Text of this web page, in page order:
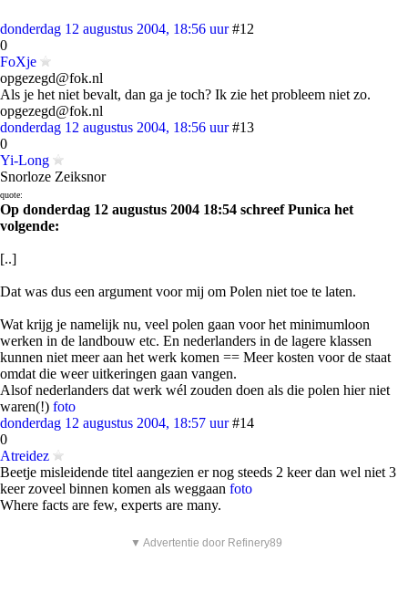
donderdag 12 augustus 2004, 18:56 uur #12
0
FoXje
opgezegd@fok.nl
Als je het niet bevalt, dan ga je toch? Ik zie het probleem niet zo.
opgezegd@fok.nl
donderdag 12 augustus 2004, 18:56 uur #13
0
Yi-Long
Snorloze Zeiksnor
quote:
Op donderdag 12 augustus 2004 18:54 schreef Punica het
volgende:
[..]
Dat was dus een argument voor mij om Polen niet toe te laten.
Wat krijg je namelijk nu, veel polen gaan voor het minimumloon
werken in de landbouw etc. En nederlanders in de lagere klassen
kunnen niet meer aan het werk komen == Meer kosten voor de staat
omdat die weer uitkeringen gaan vangen.
Alsof nederlanders dat werk wél zouden doen als die polen hier niet
waren(!) foto
donderdag 12 augustus 2004, 18:57 uur #14
0
Atreidez
Beetje misleidende titel aangezien er nog steeds 2 keer dan wel niet 3
keer zoveel binnen komen als weggaan foto
Where facts are few, experts are many.
▼ Advertentie door Refinery89